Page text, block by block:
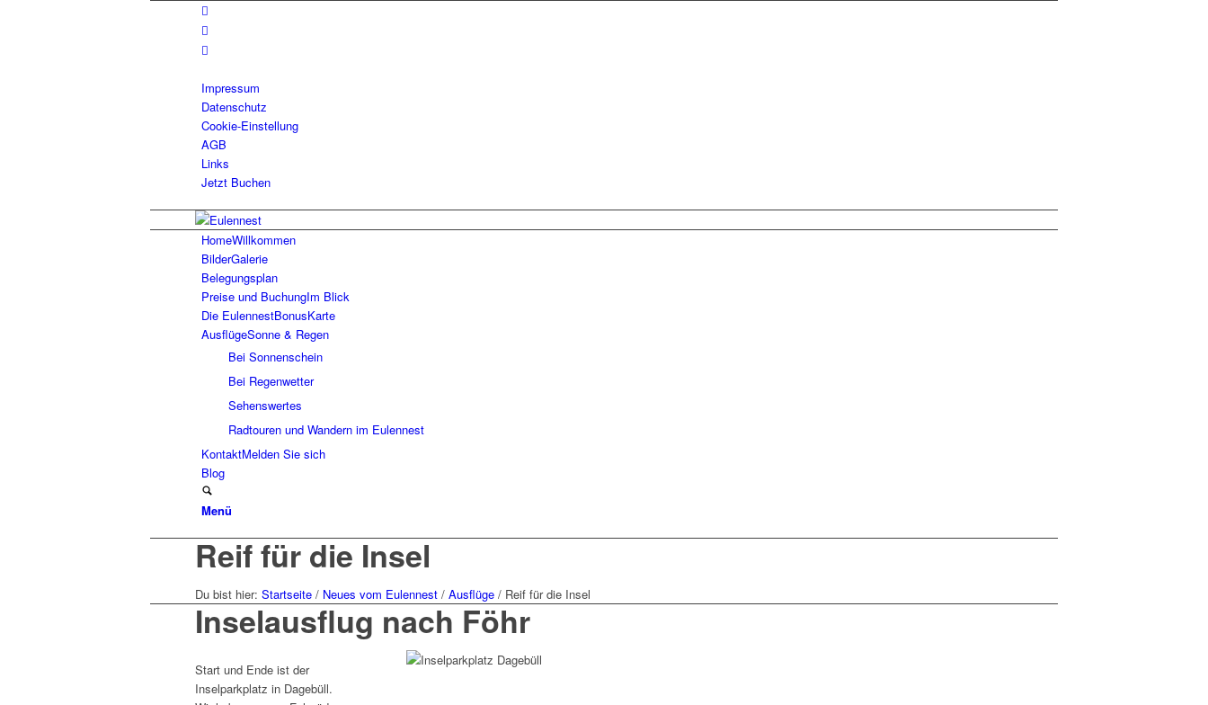
Impressum
Datenschutz
Cookie-Einstellung
AGB
Links
Jetzt Buchen
HomeWillkommen
BilderGalerie
Belegungsplan
Preise und BuchungIm Blick
Die EulennestBonusKarte
AusflügeSonne & Regen
Bei Sonnenschein
Bei Regenwetter
Sehenswertes
Radtouren und Wandern im Eulennest
KontaktMelden Sie sich
Blog
Menü
Reif für die Insel
Du bist hier: Startseite / Neues vom Eulennest / Ausflüge / Reif für die Insel
Inselausflug nach Föhr
Start und Ende ist der
Inselparkplatz in Dagebüll.